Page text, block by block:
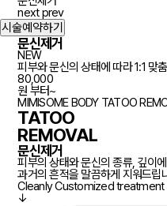
next prev
시술예약하기
문신제거
NEW
피부와 문신의 상태에 따라 1:1 맞
80,000
원 부터~
MIMISOME BODY TATOO
TATOO
REMOVAL
문신제거
피부의 상태와 문신의 종류, 깊이
과거의 흔적을 말끔하게 지워드립
CleanlyCustomized treatment
↓